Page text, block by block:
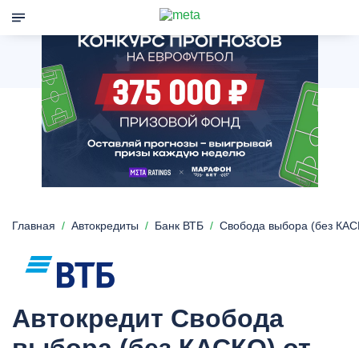
Главная Автокредиты Банк ВТБ Свобода выбора (без
Автокредит Свобода